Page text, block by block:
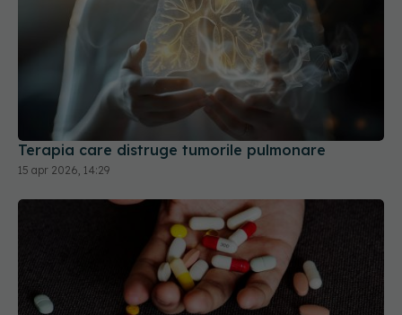
Terapia care distruge tumorile pulmonare
15 apr 2026, 14:29